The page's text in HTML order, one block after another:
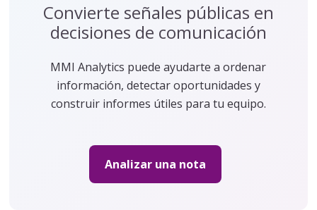
Convierte señales públicas en
decisiones de comunicación
MMI Analytics puede ayudarte a ordenar
información, detectar oportunidades y
construir informes útiles para tu equipo.
Analizar una nota